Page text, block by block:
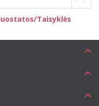
Taisyklės